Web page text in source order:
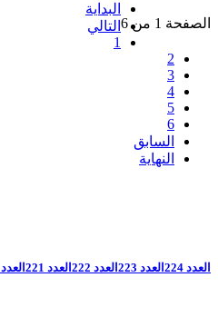
الصفحة 1 من 6
البداية
التالي
1
2
3
4
5
6
السابق
النهاية
العدد 224 العدد 223 العدد 222 العدد 221 العدد 220